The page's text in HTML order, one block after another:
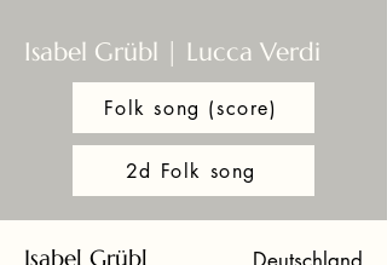
Isabel Grübl | Lucca Verdi
Folk song (score)
2d Folk song
Isabel Grübl